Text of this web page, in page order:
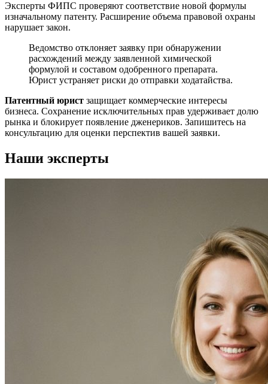
Эксперты ФИПС проверяют соответствие новой формулы
изначальному патенту. Расширение объема правовой охраны
нарушает закон.
Ведомство отклоняет заявку при обнаружении
расхождений между заявленной химической
формулой и составом одобренного препарата.
Юрист устраняет риски до отправки ходатайства.
Патентный юрист защищает коммерческие интересы
бизнеса. Сохранение исключительных прав удерживает долю
рынка и блокирует появление дженериков. Запишитесь на
консультацию для оценки перспектив вашей заявки.
Наши эксперты